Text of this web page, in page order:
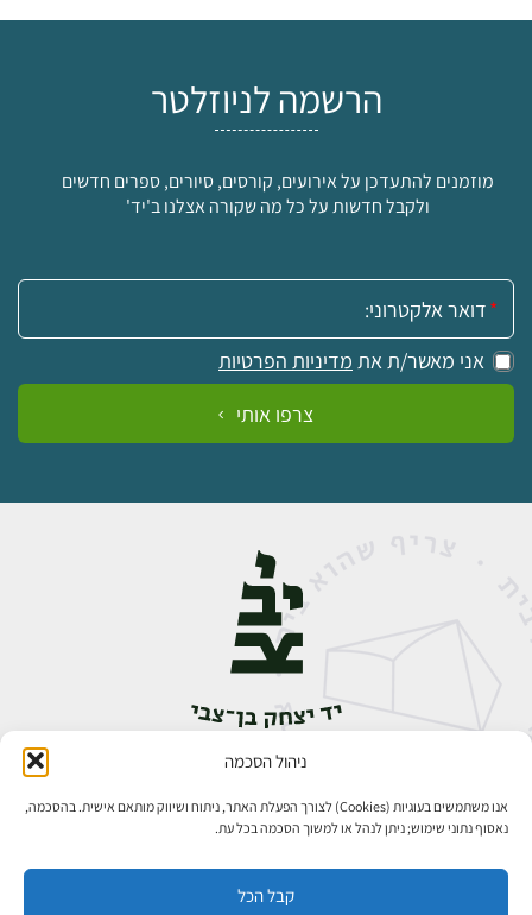
ניהול הסכמה
אנו משתמשים בעוגיות (Cookies) לצורך הפעלת האתר, ניתוח ושיווק מותאם אישית. בהסכמה,
נאסוף נתוני שימוש; ניתן לנהל או למשוך הסכמה בכל עת.
קבל הכל
הרשמה לניוזלטר
מוזמנים להתעדכן על אירועים, קורסים, סיורים, ספרים חדשים
ולקבל חדשות על כל מה שקורה אצלנו ב'יד'
אימייל:
אני מאשר/ת את מדיניות הפרטיות
צרפו אותי
אבן גבירול 14, רחביה, ירושלים